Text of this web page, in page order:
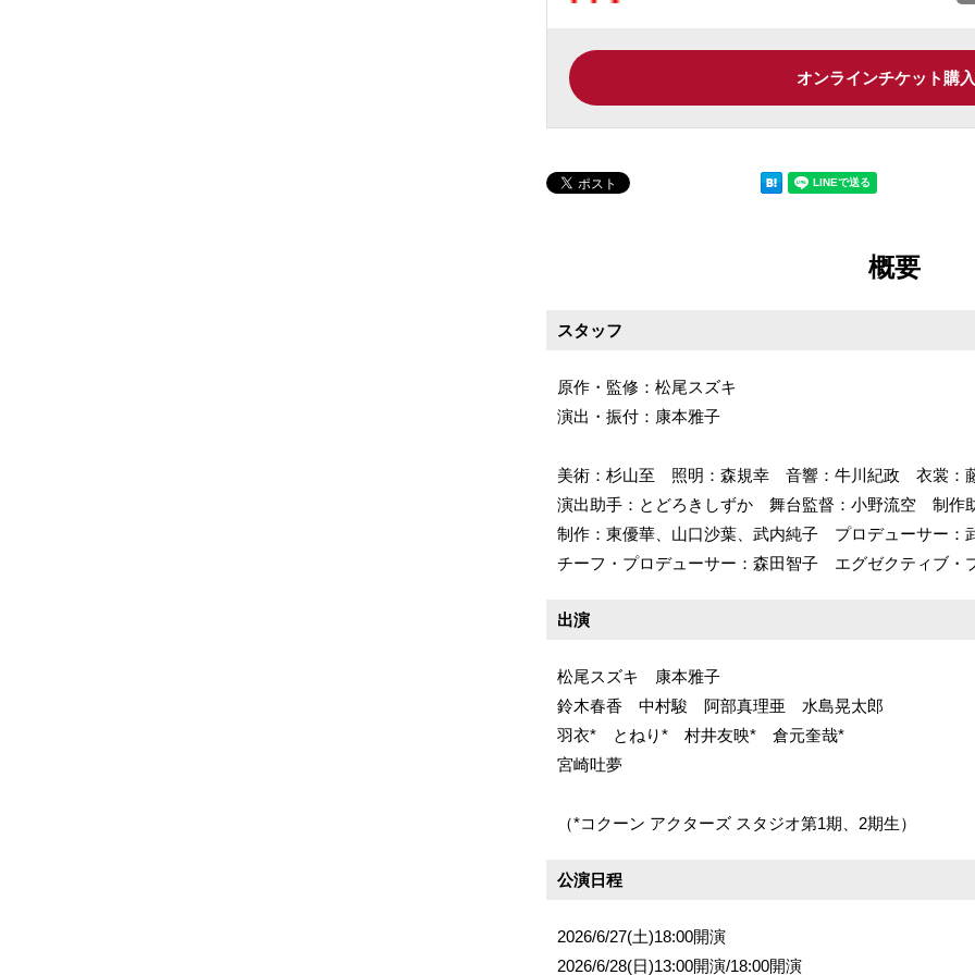
オンラインチケット購入
概要
スタッフ
原作・監修：松尾スズキ
演出・振付：康本雅子
美術：杉山至 照明：森規幸 音響：牛川紀政 衣裳：
演出助手：とどろきしずか 舞台監督：小野流空 制作
制作：東優華、山口沙葉、武内純子 プロデューサー：
チーフ・プロデューサー：森田智子 エグゼクティブ・
出演
松尾スズキ 康本雅子
鈴木春香 中村駿 阿部真理亜 水島晃太郎
羽衣* とねり* 村井友映* 倉元奎哉*
宮崎吐夢
（*コクーン アクターズ スタジオ第1期、2期生）
公演日程
2026/6/27(土)18:00開演
2026/6/28(日)13:00開演/18:00開演